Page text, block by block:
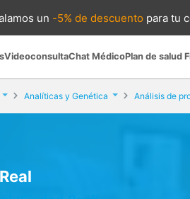
un -5% de descuento para tu
VideoconsultaChat MédicoPlan de salud
Analíticas y Genética Análisis de